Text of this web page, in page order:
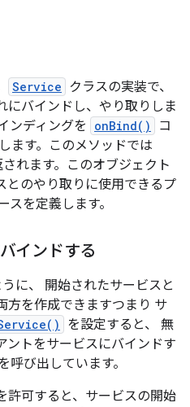
Service
クラスの実装で、
にバインドし、やり取りしま
ンディングを
onBind()
コ
ます。このメソッドでは
れます。このオブジェクト
とのやり取りに使用できるプ
スを定義します。
インドする
に、 開始されたサービスと
方を作成できますつまり サ
を設定すると、 無
ントをサービスにバインドす
呼び出しています。
許可すると、サービスの開始